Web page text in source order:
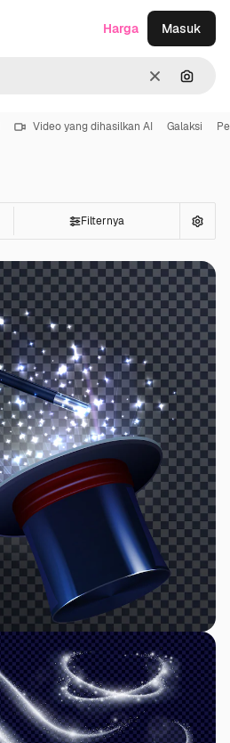
Jernih
Harga Masuk
Video yang dihasilkan AI Galaksi
Filternya